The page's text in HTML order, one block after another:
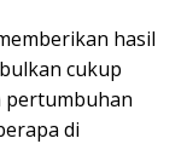
hasil
cukup
pertumbuhan
di